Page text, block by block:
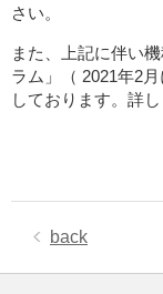
さい。
また、上記に伴い
ラム」（ 2021年2
しております。詳
back